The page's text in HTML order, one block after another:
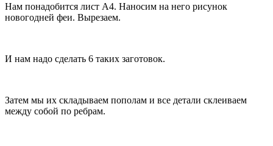
Нам понадобится лист А4. Наносим на него рисунок
новогодней феи. Вырезаем.
И нам надо сделать 6 таких заготовок.
Затем мы их складываем пополам и все детали склеиваем
между собой по ребрам.